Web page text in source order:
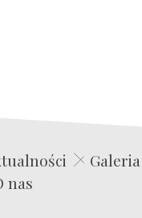
Edwin Film Agencja Aktorska
Galeria
nas